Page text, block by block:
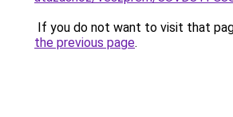
If you do not want to visit that
the previous page.